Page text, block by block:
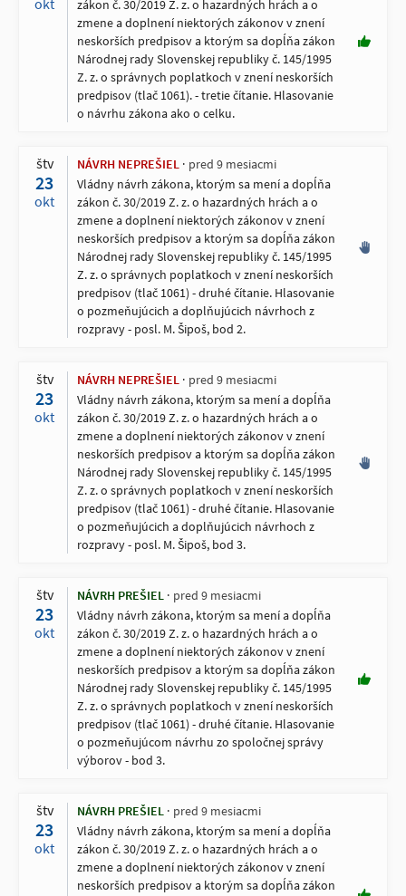
okt
zákon č. 30/2019 Z. z. o hazardných hrách a o
zmene a doplnení niektorých zákonov v znení
neskorších predpisov a ktorým sa dopĺňa zákon
Národnej rady Slovenskej republiky č. 145/1995
Z. z. o správnych poplatkoch v znení neskorších
predpisov (tlač 1061). - tretie čítanie. Hlasovanie
o návrhu zákona ako o celku.
štv
23
okt
NÁVRH NEPREŠIEL
pred 9 mesiacmi
Vládny návrh zákona, ktorým sa mení a dopĺňa
zákon č. 30/2019 Z. z. o hazardných hrách a o
zmene a doplnení niektorých zákonov v znení
neskorších predpisov a ktorým sa dopĺňa zákon
Národnej rady Slovenskej republiky č. 145/1995
Z. z. o správnych poplatkoch v znení neskorších
predpisov (tlač 1061) - druhé čítanie. Hlasovanie
o pozmeňujúcich a doplňujúcich návrhoch z
rozpravy - posl. M. Šipoš, bod 2.
štv
23
okt
NÁVRH NEPREŠIEL
pred 9 mesiacmi
Vládny návrh zákona, ktorým sa mení a dopĺňa
zákon č. 30/2019 Z. z. o hazardných hrách a o
zmene a doplnení niektorých zákonov v znení
neskorších predpisov a ktorým sa dopĺňa zákon
Národnej rady Slovenskej republiky č. 145/1995
Z. z. o správnych poplatkoch v znení neskorších
predpisov (tlač 1061) - druhé čítanie. Hlasovanie
o pozmeňujúcich a doplňujúcich návrhoch z
rozpravy - posl. M. Šipoš, bod 3.
štv
23
okt
NÁVRH PREŠIEL
pred 9 mesiacmi
Vládny návrh zákona, ktorým sa mení a dopĺňa
zákon č. 30/2019 Z. z. o hazardných hrách a o
zmene a doplnení niektorých zákonov v znení
neskorších predpisov a ktorým sa dopĺňa zákon
Národnej rady Slovenskej republiky č. 145/1995
Z. z. o správnych poplatkoch v znení neskorších
predpisov (tlač 1061) - druhé čítanie. Hlasovanie
o pozmeňujúcom návrhu zo spoločnej správy
výborov - bod 3.
štv
23
okt
NÁVRH PREŠIEL
pred 9 mesiacmi
Vládny návrh zákona, ktorým sa mení a dopĺňa
zákon č. 30/2019 Z. z. o hazardných hrách a o
zmene a doplnení niektorých zákonov v znení
neskorších predpisov a ktorým sa dopĺňa zákon